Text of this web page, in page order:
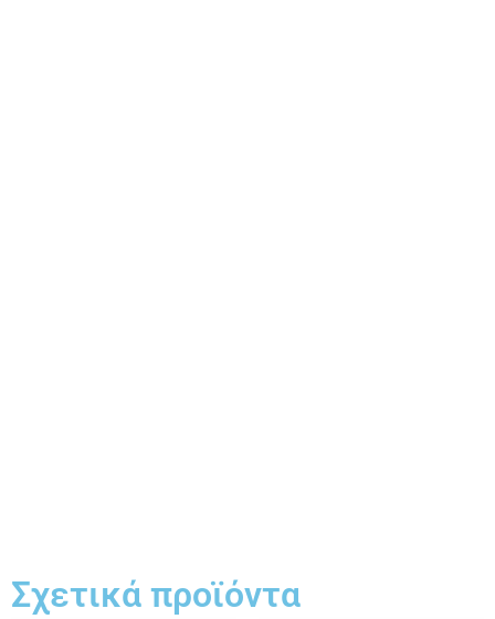
Σχετικά προϊόντα